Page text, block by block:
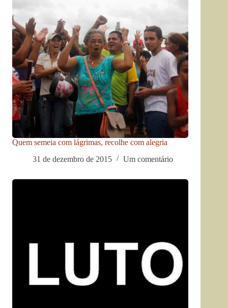
Quem semeia com lágrimas, recolhe com alegria
31 de dezembro de 2015
Um comentário